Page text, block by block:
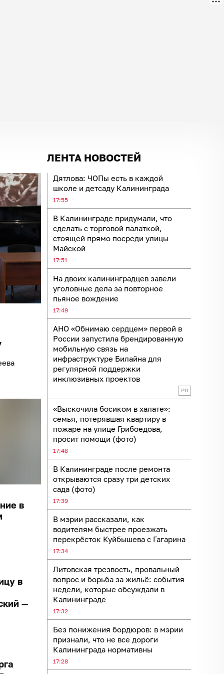
ЛЕНТА НОВОСТЕЙ
Дятлова: ЧОПы есть в каждой
школе и детсаду Калининграда
17:55
В Калининграде придумали, что
сделать с торговой палаткой,
стоящей прямо посреди улицы
Майской
17:51
На двоих калининградцев завели
уголовные дела за повторное
пьяное вождение
17:49
АНО «Обнимаю сердцем» первой в
России запустила брендированную
мобильную связь на
инфраструктуре Билайна для
регулярной поддержки
инклюзивных проектов
«Выскочила босиком в халате»:
семья, потерявшая квартиру в
пожаре на улице Грибоедова,
просит помощи (фото)
17:48
В Калининграде после ремонта
открываются сразу три детских
сада (фото)
17:39
В мэрии рассказали, как
водителям быстрее проезжать
перекрёсток Куйбышева с Гагарина
17:34
Литовская трезвость, провальный
вопрос и борьба за жильё: события
недели, которые обсуждали в
Калининграде
17:32
Без понижения бордюров: в мэрии
признали, что не все дороги
Калининграда нормативны
17:28
в
в
—